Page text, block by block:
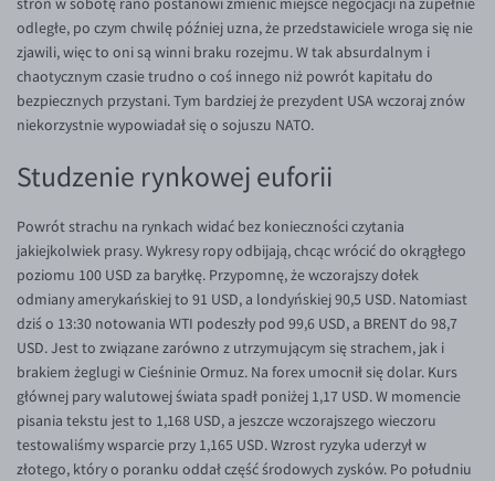
EUR/CZK
EUR/DKK
EUR/NOK
EUR/SEK
EUR/AUD
EUR/CAD
EUR/CNY
EUR/HKD
EUR/HUF
EUR/ILS
EUR/JPY
EUR/NZD
stron w sobotę rano postanowi zmienić miejsce negocjacji na zupełnie
odległe, po czym chwilę później uzna, że przedstawiciele wroga się nie
zjawili, więc to oni są winni braku rozejmu. W tak absurdalnym i
chaotycznym czasie trudno o coś innego niż powrót kapitału do
bezpiecznych przystani. Tym bardziej że prezydent USA wczoraj znów
niekorzystnie wypowiadał się o sojuszu NATO.
Studzenie rynkowej euforii
Powrót strachu na rynkach widać bez konieczności czytania
jakiejkolwiek prasy. Wykresy ropy odbijają, chcąc wrócić do okrągłego
poziomu 100 USD za baryłkę. Przypomnę, że wczorajszy dołek
odmiany amerykańskiej to 91 USD, a londyńskiej 90,5 USD. Natomiast
dziś o 13:30 notowania WTI podeszły pod 99,6 USD, a BRENT do 98,7
USD. Jest to związane zarówno z utrzymującym się strachem, jak i
brakiem żeglugi w Cieśninie Ormuz. Na forex umocnił się dolar. Kurs
głównej pary walutowej świata spadł poniżej 1,17 USD. W momencie
pisania tekstu jest to 1,168 USD, a jeszcze wczorajszego wieczoru
testowaliśmy wsparcie przy 1,165 USD. Wzrost ryzyka uderzył w
złotego, który o poranku oddał część środowych zysków. Po południu